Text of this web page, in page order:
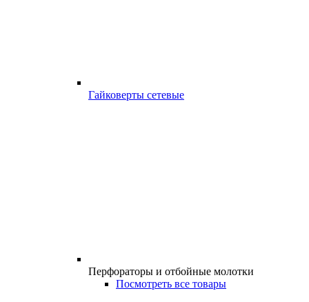
Гайковерты сетевые
Перфораторы и отбойные молотки
Посмотреть все товары